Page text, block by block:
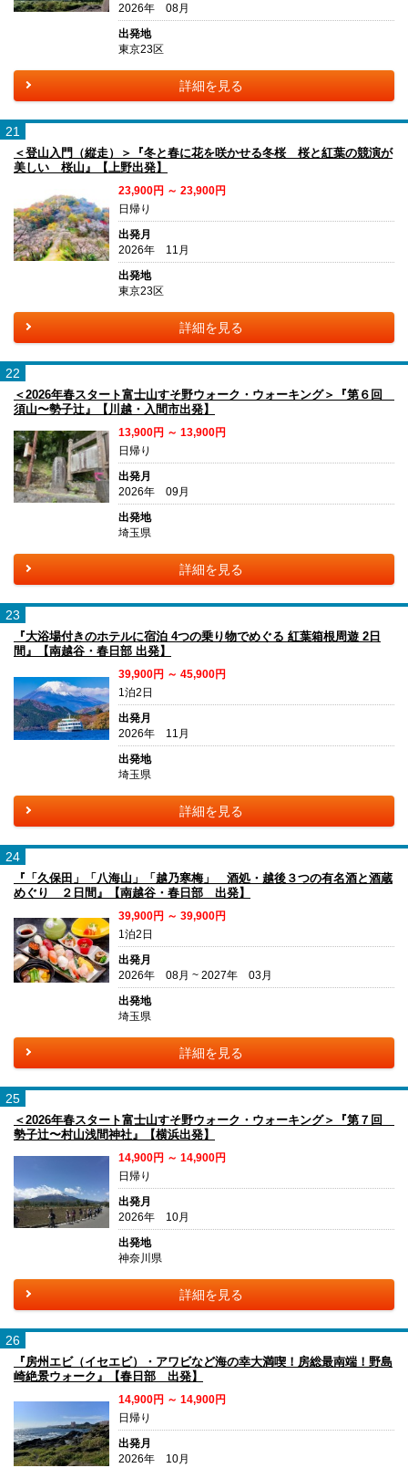
2026年 08月
出発地
東京23区
詳細を見る
21
＜登山入門（縦走）＞『冬と春に花を咲かせる冬桜 桜と紅葉の競演が
美しい 桜山』【上野出発】
23,900円 ～ 23,900円
日帰り
出発月
2026年 11月
出発地
東京23区
詳細を見る
22
＜2026年春スタート富士山すそ野ウォーク・ウォーキング＞『第６回
須山〜勢子辻』【川越・入間市出発】
13,900円 ～ 13,900円
日帰り
出発月
2026年 09月
出発地
埼玉県
詳細を見る
23
『大浴場付きのホテルに宿泊 4つの乗り物でめぐる 紅葉箱根周遊 2日
間』【南越谷・春日部 出発】
39,900円 ～ 45,900円
1泊2日
出発月
2026年 11月
出発地
埼玉県
詳細を見る
24
『「久保田」「八海山」「越乃寒梅」 酒処・越後３つの有名酒と酒蔵
めぐり ２日間』【南越谷・春日部 出発】
39,900円 ～ 39,900円
1泊2日
出発月
2026年 08月 ~ 2027年 03月
出発地
埼玉県
詳細を見る
25
＜2026年春スタート富士山すそ野ウォーク・ウォーキング＞『第７回
勢子辻〜村山浅間神社』【横浜出発】
14,900円 ～ 14,900円
日帰り
出発月
2026年 10月
出発地
神奈川県
詳細を見る
26
『房州エビ（イセエビ）・アワビなど海の幸大満喫！房総最南端！野島
崎絶景ウォーク』【春日部 出発】
14,900円 ～ 14,900円
日帰り
出発月
2026年 10月